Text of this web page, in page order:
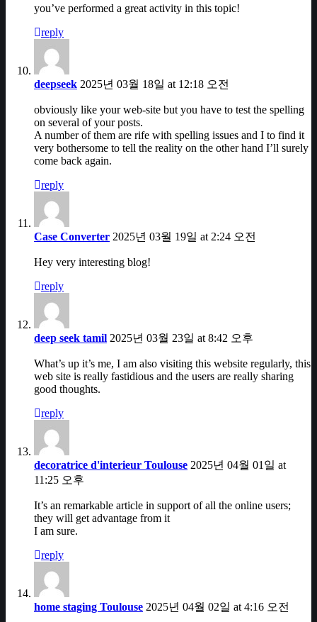
you’ve performed a great activity in this topic!
reply
deepseek 2025년 03월 18일 at 12:18 오전
obviously like your web-site but you have to test the spelling
on several of your posts.
A number of them are rife with spelling issues and I to find it
very bothersome to tell the reality on the other hand I’ll surely
come back again.
reply
Case Converter 2025년 03월 19일 at 2:24 오전
Hey very interesting blog!
reply
deep seek tamil 2025년 03월 23일 at 8:42 오후
What’s up it’s me, I am also visiting this website regularly, this
web site is really fastidious and the users are really sharing
good thoughts.
reply
decoratrice d'interieur Toulouse 2025년 04월 01일 at
11:25 오후
It’s an remarkable article in support of all the online users;
they will get advantage from it
I am sure.
reply
home staging Toulouse 2025년 04월 02일 at 4:16 오전